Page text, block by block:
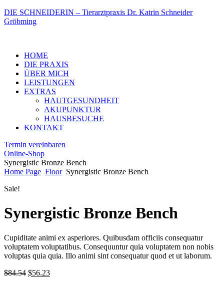
DIE SCHNEIDERIN – Tierarztpraxis Dr. Katrin Schneider
Gröbming
HOME
DIE PRAXIS
ÜBER MICH
LEISTUNGEN
EXTRAS
HAUTGESUNDHEIT
AKUPUNKTUR
HAUSBESUCHE
KONTAKT
Termin vereinbaren
Online-Shop
Synergistic Bronze Bench
Home Page Floor Synergistic Bronze Bench
Sale!
Synergistic Bronze Bench
Cupiditate animi ex asperiores. Quibusdam officiis consequatur
voluptatem voluptatibus. Consequuntur quia voluptatem non nobis
voluptas quia quia. Illo animi sint consequatur quod et ut laborum.
$84.54 $56.23